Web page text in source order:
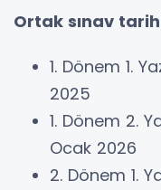
Ortak sınav
1. Dönem 1.
2025
1. Dönem 2.
Ocak 2026
2. Dönem 1.